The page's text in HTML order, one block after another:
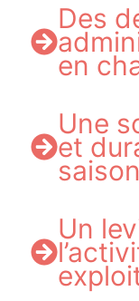
Des
en
Une
et
Un